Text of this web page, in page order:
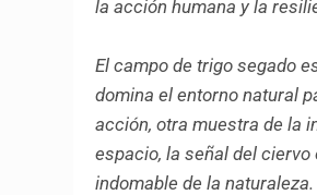
la acción humana y la
El campo de trigo segado
domina el entorno natural
acción, otra muestra de la
espacio, la señal del
indomable de la naturaleza.